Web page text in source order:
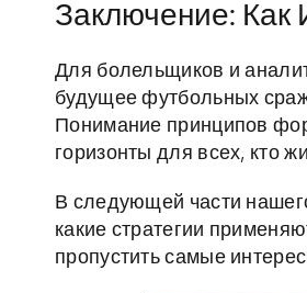
Заключение: Как
Для болельщиков и
будущее футбольных
Понимание принципов
горизонты для всех, кто
В следующей части
какие стратегии
пропустить самые